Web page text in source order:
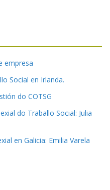
empresa
Social en Irlanda.
do COTSG
do Traballo Social: Julia
en Galicia: Emilia Varela